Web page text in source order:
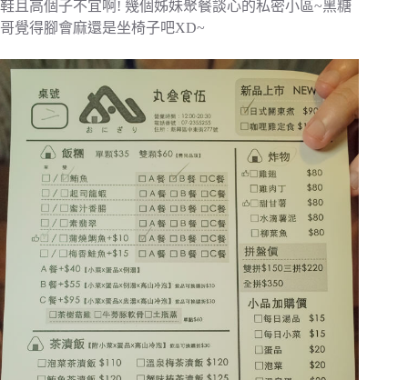
鞋且高個子不宜啊! 幾個姊妹聚餐談心的私密小區~黑糖
哥覺得腳會麻還是坐椅子吧XD~